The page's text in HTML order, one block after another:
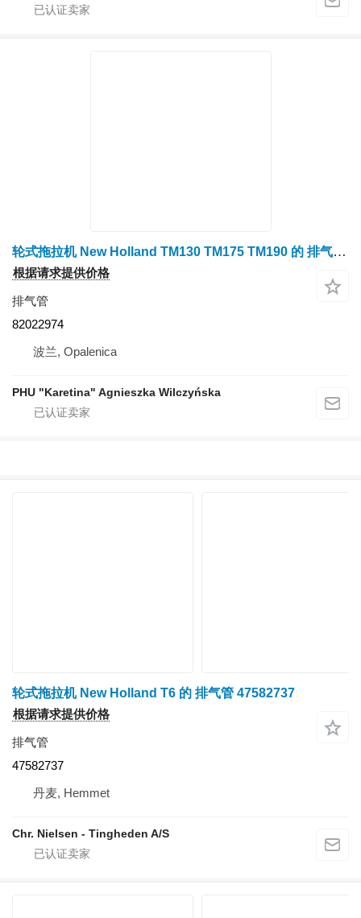
轮式拖拉机 New Holland TM130 TM175 TM190 的 排气管 82022974
根据请求提供价格
排气管
82022974
波兰, Opalenica
PHU "Karetina" Agnieszka Wilczyńska
轮式拖拉机 New Holland T6 的 排气管 47582737
根据请求提供价格
排气管
47582737
丹麦, Hemmet
Chr. Nielsen - Tingheden A/S